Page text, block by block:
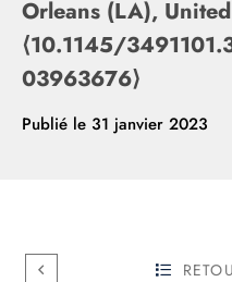
Orleans (LA),
⟨10.1145/
03963676⟩
Publié le 31 janvier 2023